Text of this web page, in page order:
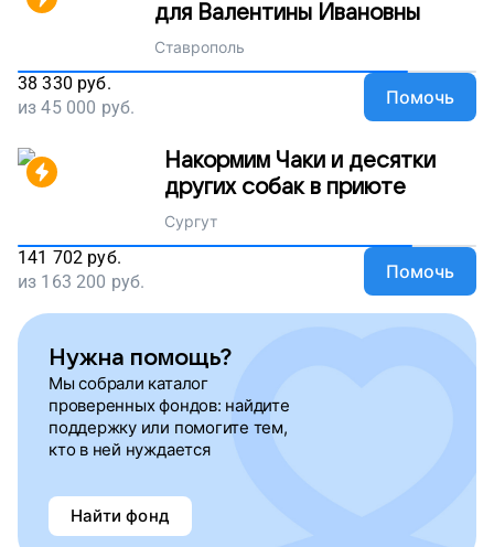
для Валентины Ивановны
Ставрополь
38 330 руб.
из45 000 руб. Помочь
Накормим Чаки и десятки
других собак в приюте
Сургут
141 702 руб.
из 163 200 руб. Помочь
Нужна помощь?
Мы собрали каталог
проверенных фондов: найдите
поддержку или помогите тем,
кто в ней нуждается
Найти фонд